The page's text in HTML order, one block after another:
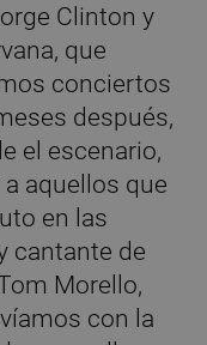
Clinton y
que
conciertos
después,
el escenario,
aquellos que
en las
cantante de
Morello,
con la